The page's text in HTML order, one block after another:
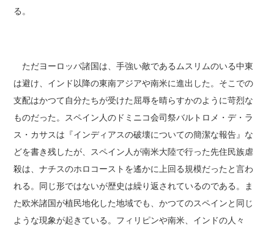
る。
ただヨーロッパ諸国は、手強い敵であるムスリムのいる中東
は避け、インド以降の東南アジアや南米に進出した。そこでの
支配はかつて自分たちが受けた屈辱を晴らすかのように苛烈な
ものだった。スペイン人のドミニコ会司祭バルトロメ・デ・ラ
ス・カサスは『インディアスの破壊についての簡潔な報告』な
どを書き残したが、スペイン人が南米大陸で行った先住民族虐
殺は、ナチスのホロコーストを遙かに上回る規模だったと言わ
れる。同じ形ではないが歴史は繰り返されているのである。ま
た欧米諸国が植民地化した地域でも、かつてのスペインと同じ
ような現象が起きている。フィリピンや南米、インドの人々